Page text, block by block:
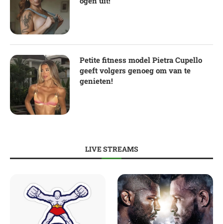
Petite fitness model Pietra Cupello
geeft volgers genoeg om van te
genieten!
LIVE STREAMS